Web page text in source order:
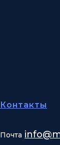
Контакты
Почта info